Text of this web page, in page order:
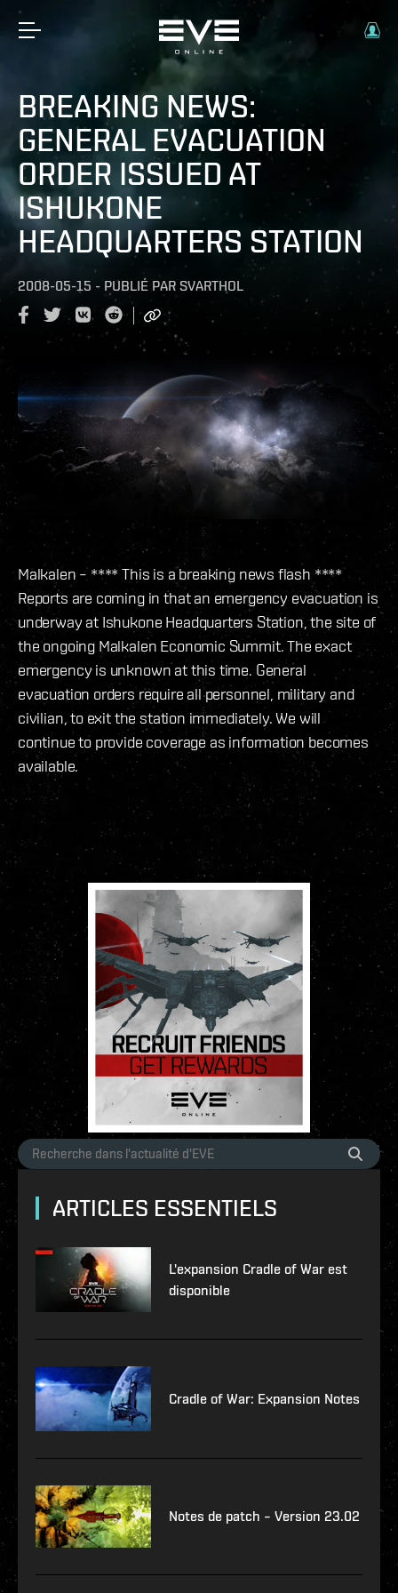
BREAKING NEWS:
GENERAL EVACUATION
ORDER ISSUED AT
ISHUKONE
HEADQUARTERS STATION
2008-05-15 - PUBLIÉ PAR SVARTHOL
Malkalen – **** This is a breaking news flash ****
Reports are coming in that an emergency evacuation is
underway at Ishukone Headquarters Station, the site of
the ongoing Malkalen Economic Summit. The exact
emergency is unknown at this time. General
evacuation orders require all personnel, military and
civilian, to exit the station immediately. We will
continue to provide coverage as information becomes
available.
ARTICLES ESSENTIELS
L'expansion Cradle of War est
disponible
Cradle of War: Expansion Notes
Notes de patch – Version 23.02